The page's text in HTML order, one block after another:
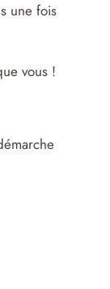
une fois
vous !